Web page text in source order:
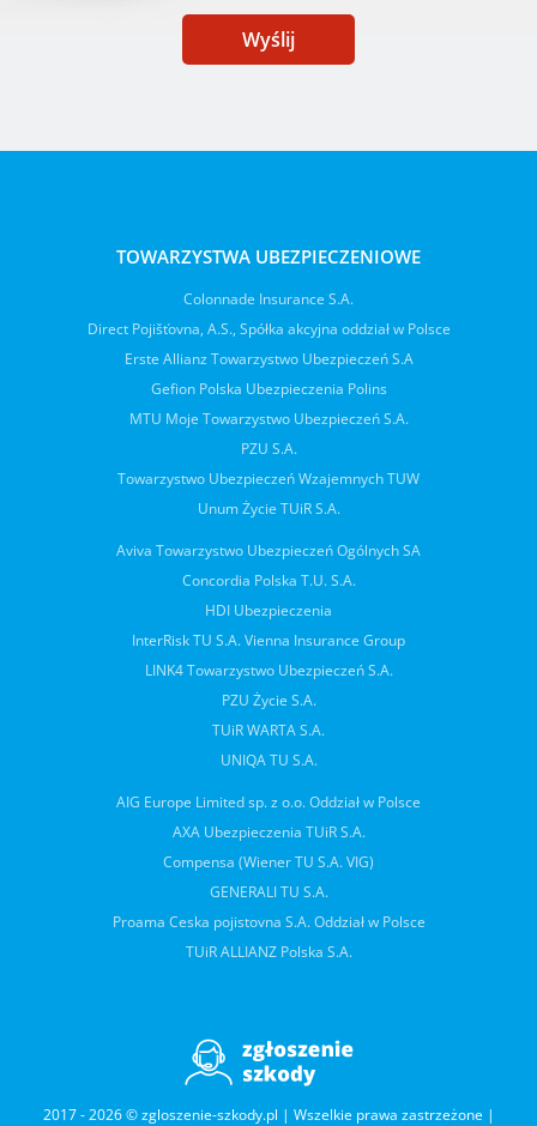
Wyślij
TOWARZYSTWA UBEZPIECZENIOWE
Colonnade Insurance S.A.
Direct Pojišťovna, A.S., Spółka akcyjna oddział w Polsce
Erste Allianz Towarzystwo Ubezpieczeń S.A
Gefion Polska Ubezpieczenia Polins
MTU Moje Towarzystwo Ubezpieczeń S.A.
PZU S.A.
Towarzystwo Ubezpieczeń Wzajemnych TUW
Unum Życie TUiR S.A.
Aviva Towarzystwo Ubezpieczeń Ogólnych SA
Concordia Polska T.U. S.A.
HDI Ubezpieczenia
InterRisk TU S.A. Vienna Insurance Group
LINK4 Towarzystwo Ubezpieczeń S.A.
PZU Życie S.A.
TUiR WARTA S.A.
UNIQA TU S.A.
AIG Europe Limited sp. z o.o. Oddział w Polsce
AXA Ubezpieczenia TUiR S.A.
Compensa (Wiener TU S.A. VIG)
GENERALI TU S.A.
Proama Ceska pojistovna S.A. Oddział w Polsce
TUiR ALLIANZ Polska S.A.
2017 - 2026 © zgloszenie-szkody.pl | Wszelkie prawa zastrzeżone |